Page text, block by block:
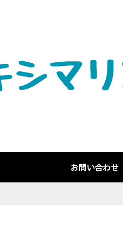
お問い合わせ